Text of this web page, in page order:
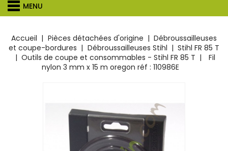
MENU
Accueil Pièces détachées d'origine
Débroussailleuses
et coupe-bordures
Débroussailleuses Stihl
Stihl FR 85 T
Outils de coupe et consommables - Stihl FR 85 T
Fil
nylon 3 mm x 15 m oregon réf : 110986E